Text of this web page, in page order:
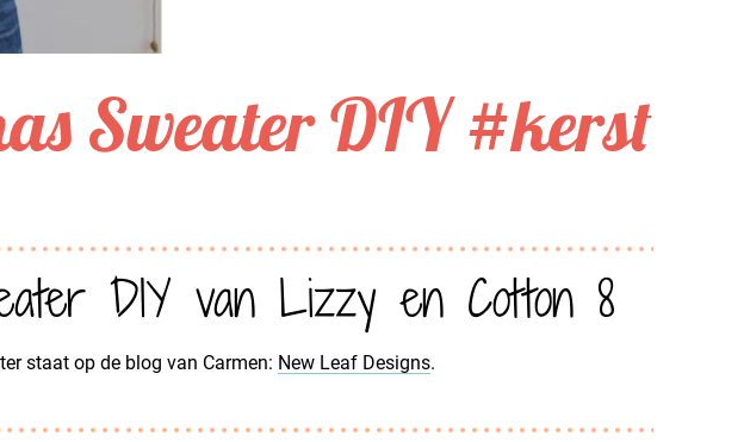
Sweater DIY #kerst
DIY van Lizzy en Cotton 8
staat op de blog van Carmen: New Leaf Designs.